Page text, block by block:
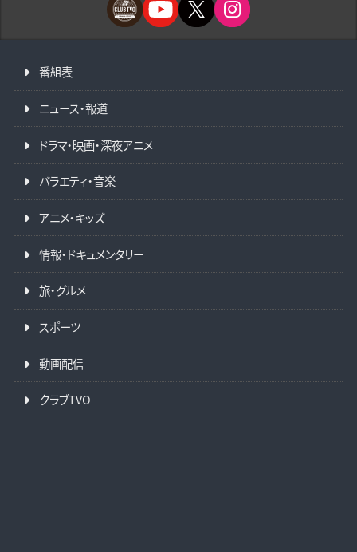
番組表
ニュース・報道
ドラマ・映画・深夜アニメ
バラエティ・音楽
アニメ・キッズ
情報・ドキュメンタリー
旅・グルメ
スポーツ
動画配信
クラブTVO